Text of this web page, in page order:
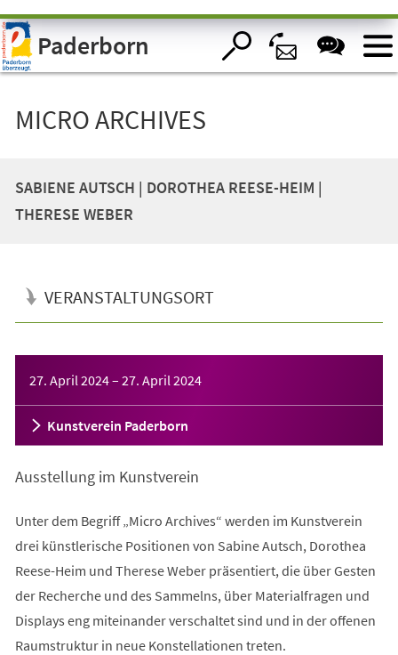
Visuelle
Assistenzsoftware
öffnen.Paderborn
MICRO ARCHIVES
SABIENE AUTSCH | DOROTHEA REESE-HEIM |
THERESE WEBER
VERANSTALTUNGSORT
27. April 2024– 27. April 2024
Kunstverein Paderborn
Ausstellung im Kunstverein
Unter dem Begriff „Micro Archives“ werden im Kunstverein
drei künstlerische Positionen von Sabine Autsch, Dorothea
Reese-Heim und Therese Weber präsentiert, die über Gesten
der Recherche und des Sammelns, über Materialfragen und
Displays eng miteinander verschaltet sind und in der offenen
Raumstruktur in neue Konstellationen treten.